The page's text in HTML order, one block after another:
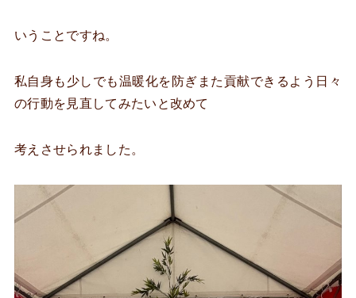
いうことですね。
私自身も少しでも温暖化を防ぎまた貢献できるよう日々
の行動を見直してみたいと改めて
考えさせられました。